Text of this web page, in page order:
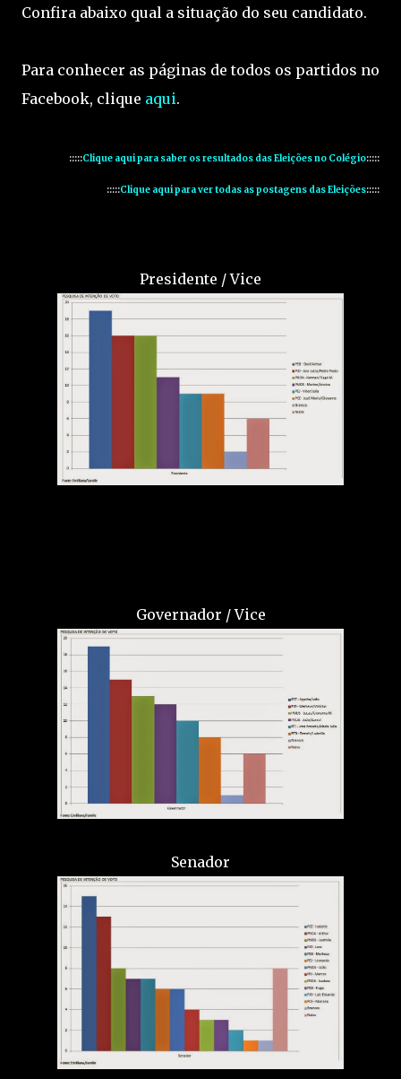
Confira abaixo qual a situação do seu candidato.
Para conhecer as páginas de todos os partidos no
Facebook, clique aqui.
:::::Clique aqui para saber os resultados das Eleições no Colégio:::::
:::::Clique aqui para ver todas as postagens das Eleições:::::
Presidente / Vice
Governador / Vice
Senador